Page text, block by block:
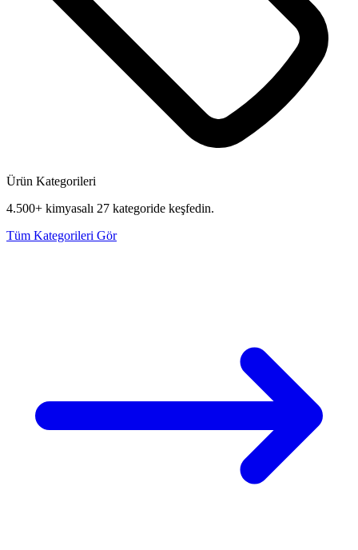
Ürün Kategorileri
4.500+ kimyasalı 27 kategoride keşfedin.
Tüm Kategorileri Gör